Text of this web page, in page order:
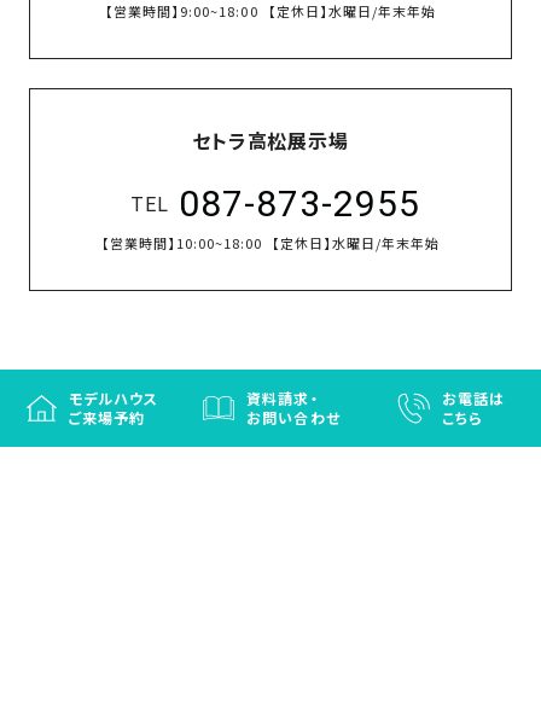
モデルハウス
ご来場予約
資料請求・
お問い合わせ
お電話は
こちら
【営業時間】 9:00~18:00 【定休日】水曜日/年末年始
セトラ高松展示場
TEL 087-873-2955
【営業時間】 10:00~18:00 【定休日】水曜日/年末年始